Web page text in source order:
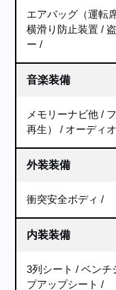
エアバッグ（運転
横滑り防止装置
ー
音楽装備
メモリーナビ他
再生）
オーディ
外装装備
衝突安全ボディ
内装装備
3列シート ベンチ
プアップシート